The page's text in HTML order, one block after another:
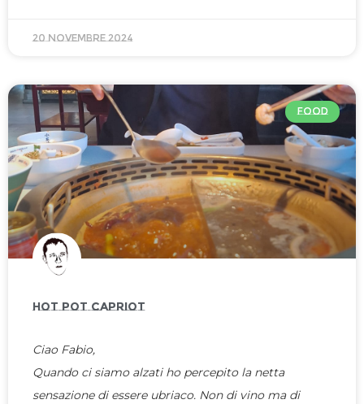
20 Novembre 2024
FOOD
HOT POT CAPRIOT
Ciao Fabio,
Quando ci siamo alzati ho percepito la netta
sensazione di essere ubriaco. Non di vino ma di